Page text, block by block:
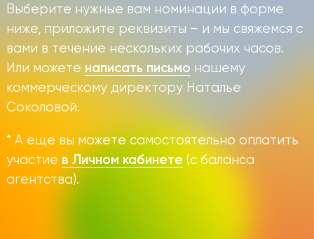
Выберите нужные вам номинации в форме
ниже, приложите реквизиты – и мы свяжемся с
вами в течение нескольких рабочих часов.
Или можете написать письмо нашему
коммерческому директору Наталье
Соколовой.
* А еще вы можете самостоятельно оплатить
участие в Личном кабинете (с баланса
агентства).